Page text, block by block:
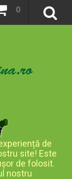
0
de
site! Este
de folosit.
nostru